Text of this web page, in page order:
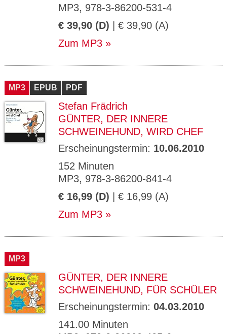
MP3, 978-3-86200-531-4
€ 39,90 (D) | € 39,90 (A)
Zum MP3
MP3 EPUB PDF
Stefan Frädrich
GÜNTER, DER INNERE
SCHWEINEHUND, WIRD CHEF
Erscheinungstermin: 10.06.2010
152 Minuten
MP3, 978-3-86200-841-4
€ 16,99 (D) | € 16,99 (A)
Zum MP3
MP3
GÜNTER, DER INNERE
SCHWEINEHUND, FÜR SCHÜLER
Erscheinungstermin: 04.03.2010
141.00 Minuten